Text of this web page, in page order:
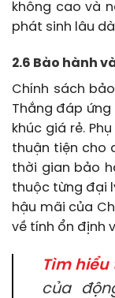
không cao và
phát sinh lâu
2.6 Bảo hành
Chính sách
Thắng đáp
khúc giá rẻ.
thuận tiện cho
thời gian bảo
thuộc từng đại
hậu mãi của
về tính ổn định
Tìm hiểu
của